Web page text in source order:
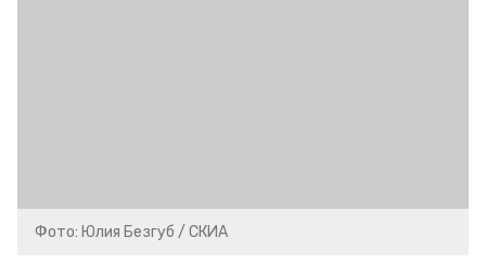
Фото: Юлия Безгуб / СКИА